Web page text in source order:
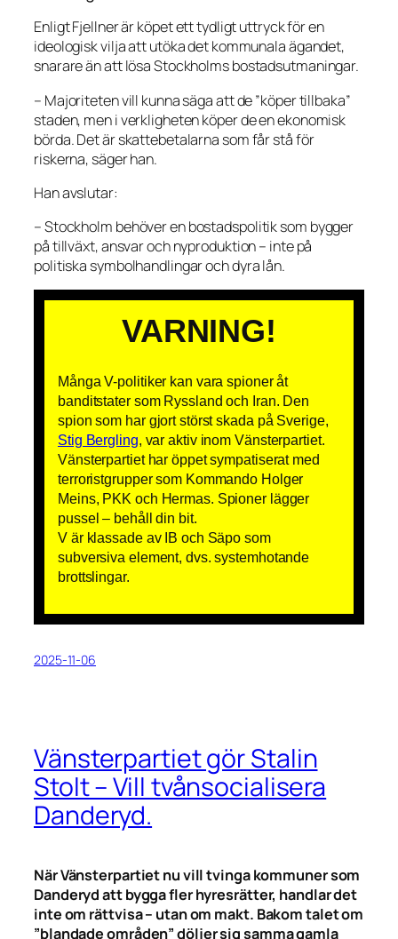
Enligt Fjellner är köpet ett tydligt uttryck för en
ideologisk vilja att utöka det kommunala ägandet,
snarare än att lösa Stockholms bostadsutmaningar.
– Majoriteten vill kunna säga att de ”köper tillbaka”
staden, men i verkligheten köper de en ekonomisk
börda. Det är skattebetalarna som får stå för
riskerna, säger han.
Han avslutar:
– Stockholm behöver en bostadspolitik som bygger
på tillväxt, ansvar och nyproduktion – inte på
politiska symbolhandlingar och dyra lån.
VARNING!
Många V-politiker kan vara spioner åt
banditstater som Ryssland och Iran. Den
spion som har gjort störst skada på Sverige,
Stig Bergling , var aktiv inom Vänsterpartiet.
Vänsterpartiet har öppet sympatiserat med
terroristgrupper som Kommando Holger
Meins, PKK och Hermas. Spioner lägger
pussel – behåll din bit.
V är klassade av IB och Säpo som
subversiva element, dvs. systemhotande
brottslingar.
2025-11-06
Vänsterpartiet gör Stalin
Stolt – Vill tvånsocialisera
Danderyd.
När Vänsterpartiet nu vill tvinga kommuner som
Danderyd att bygga fler hyresrätter, handlar det
inte om rättvisa – utan om makt. Bakom talet om
”blandade områden” döljer sig samma gamla